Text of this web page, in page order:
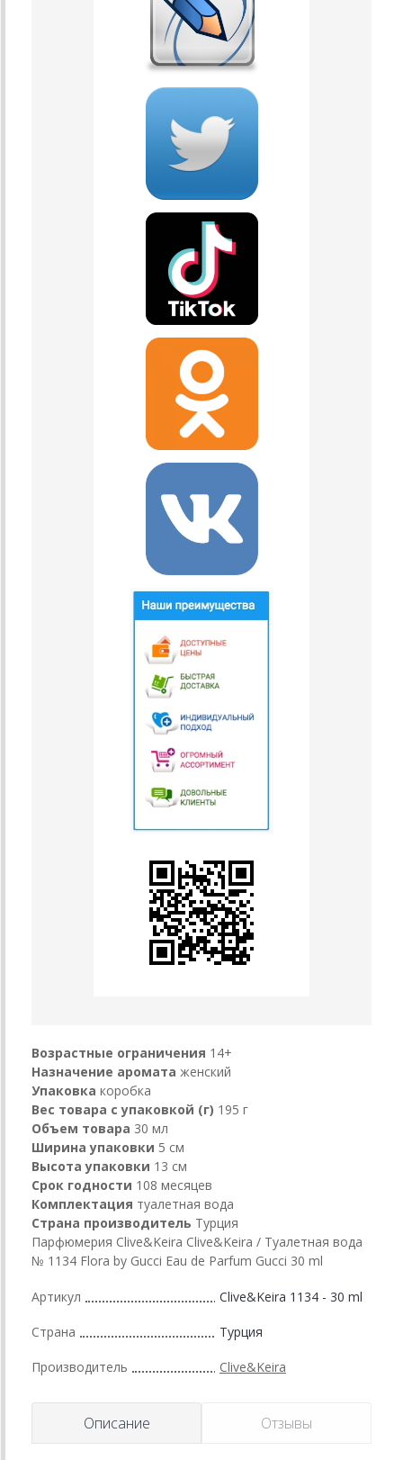
Возрастные ограничения 14+
Назначение аромата женский
Упаковка коробка
Вес товара с упаковкой (г) 195 г
Объем товара 30 мл
Ширина упаковки 5 см
Высота упаковки 13 см
Срок годности 108 месяцев
Комплектация туалетная вода
Страна производитель Турция
Парфюмерия Clive&Keira Clive&Keira / Туалетная вода
№ 1134 Flora by Gucci Eau de Parfum Gucci 30 ml
Артикул Clive&Keira 1134 - 30 ml
Страна Турция
Производитель Clive&Keira
Описание Отзывы